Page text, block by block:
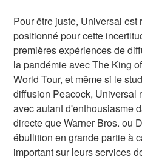
Pour être juste, Universal
positionné pour cette
premières expériences de
la pandémie avec The King
World Tour, et même si le
diffusion Peacock, Universal
avec autant d'enthousiasme
directe que Warner Bros. ou
ébullition en grande partie à
important sur leurs services